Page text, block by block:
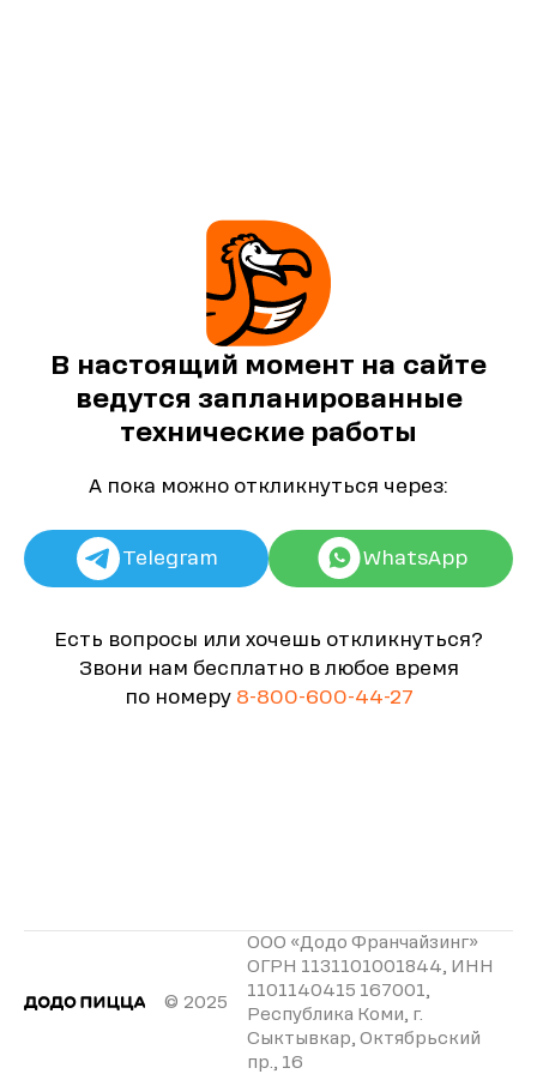
В настоящий момент на сайте
ведутся запланированные
технические работы
А пока можно откликнуться через:
Telegram WhatsApp
Есть вопросы или хочешь откликнуться?
Звони нам бесплатно в любое время
по номеру 8-800-600-44-27
© 2025
ООО «Додо Франчайзинг»
ОГРН 1131101001844, ИНН
1101140415 167001,
Республика Коми, г.
Сыктывкар, Октябрьский
пр., 16